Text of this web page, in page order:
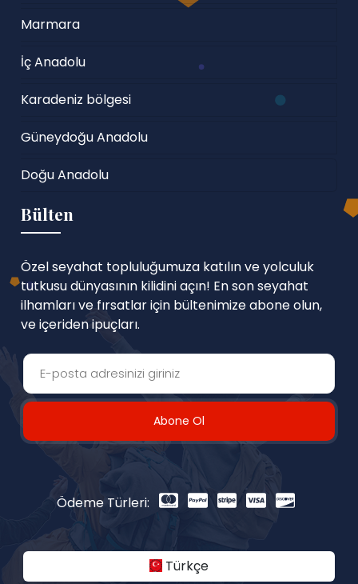
Marmara
İç Anadolu
Karadeniz bölgesi
Güneydoğu Anadolu
Doğu Anadolu
Bülten
Özel seyahat topluluğumuza katılın ve yolculuk
tutkusu dünyasının kilidini açın! En son seyahat
ilhamları ve fırsatlar için bültenimize abone olun,
ve içeriden ipuçları.
Abone Ol
Ödeme Türleri:
Türkçe